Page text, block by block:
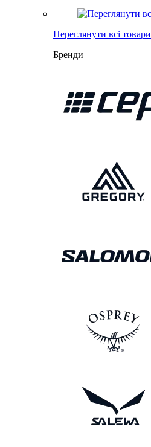
Переглянути всі товари
Бренди